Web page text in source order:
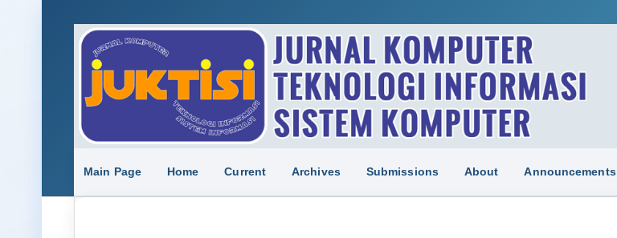
Main Page Home Current Archives Submissions About Announcements